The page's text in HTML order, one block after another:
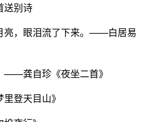
送别诗
亮，眼泪流了下来。——白居易
——龚自珍《夜坐二首》
登天目山》